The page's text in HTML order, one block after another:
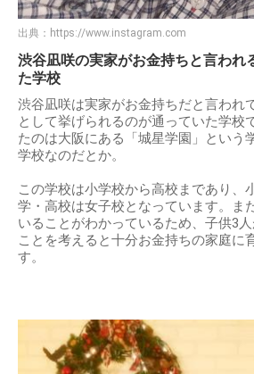
出典： https://www.instagram.com
渋谷凪咲の実家がお金持ちと言われ
た学校
渋谷凪咲は実家がお金持ちだと言われ
として挙げられるのが通っていた学校
たのは大阪にある「城星学園」という
学校なのだとか。
この学校は小学校から高校まであり、
学・高校は女子校となっています。ま
いることがわかっているため、子供3
ことを考えると十分お金持ちの家庭に
す。